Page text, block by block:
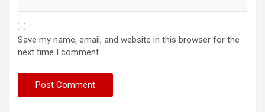
Save my name, email, and website in this browser for the
next time I comment.